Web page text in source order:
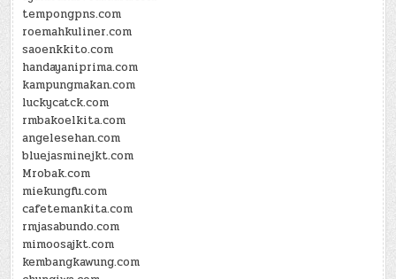
tempongpns.com
roemahkuliner.com
saoenkkito.com
handayaniprima.com
kampungmakan.com
luckycatck.com
rmbakoelkita.com
angelesehan.com
bluejasminejkt.com
Mrobak.com
miekungfu.com
cafetemankita.com
rmjasabundo.com
mimoosajkt.com
kembangkawung.com